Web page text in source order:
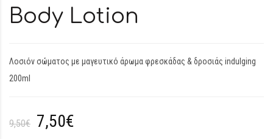
Body Lotion
Λοσιόν σώματος με μαγευτικό άρωμα φρεσκάδας & δροσιάς indulging
200ml
9,50€ 7,50€